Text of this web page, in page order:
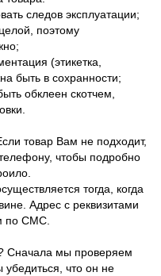
следов эксплуатации;
поэтому
(этикетка,
быть в сохранности;
обклеен скотчем,
товар Вам не подходит,
чтобы подробно
тогда, когда
Адрес с реквизитами
по СМС.
Сначала мы проверяем
убедиться, что он не